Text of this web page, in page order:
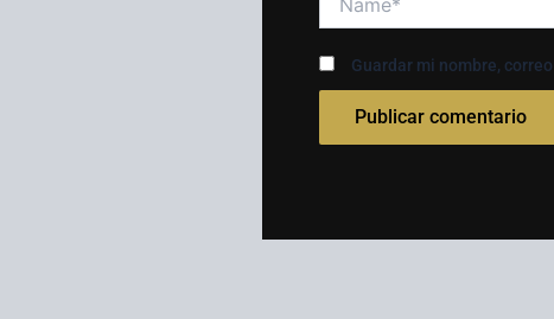
Guardar mi nombre,